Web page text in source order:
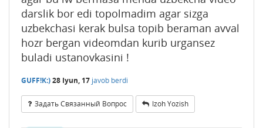
darslik bor edi topolmadim agar sizga
uzbekchasi kerak bulsa topib beraman avval
hozr bergan videomdan kurib urgansez
buladi ustanovkasini !
GUFF!K:)28 Iyun, 17 javob berdi
Задать Связанный Вопрос Izoh Yozish